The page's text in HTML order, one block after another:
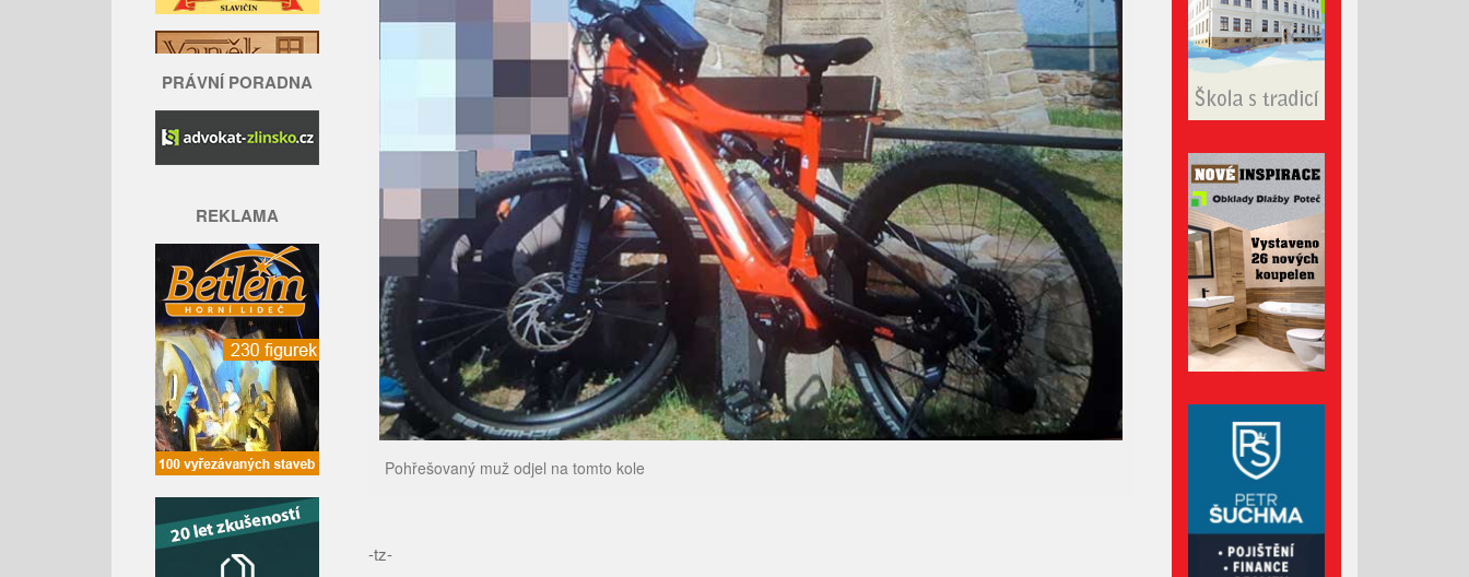
Srpen 2025
Červenec 2025
Červen 2025
Květen 2025
Duben 2025
Březen 2025
Únor 2025
Leden 2025
Prosinec 2024
Listopad 2024
Říjen 2024
Září 2024
Srpen 2024
Červenec 2024
Červen 2024
Květen 2024
Duben 2024
Březen 2024
PRÁVNÍ PORADNA
REKLAMA
Pohřešovaný muž odjel na tomto kole
-tz-